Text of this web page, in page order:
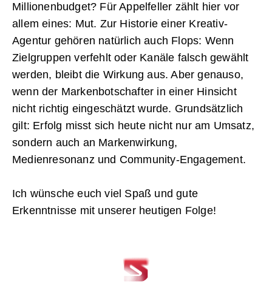
Millionenbudget? Für Appelfeller zählt hier vor
allem eines: Mut. Zur Historie einer Kreativ-
Agentur gehören natürlich auch Flops: Wenn
Zielgruppen verfehlt oder Kanäle falsch gewählt
werden, bleibt die Wirkung aus. Aber genauso,
wenn der Markenbotschafter in einer Hinsicht
nicht richtig eingeschätzt wurde. Grundsätzlich
gilt: Erfolg misst sich heute nicht nur am Umsatz,
sondern auch an Markenwirkung,
Medienresonanz und Community-Engagement.
Ich wünsche euch viel Spaß und gute
Erkenntnisse mit unserer heutigen Folge!